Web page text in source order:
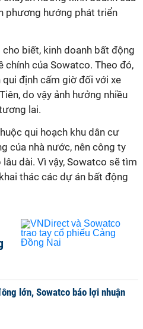
phương hướng phát triển
biết, kinh doanh bất động
chính của Sowatco. Theo đó,
qui định cấm giờ đối với xe
do vậy ảnh hưởng nhiều
lai.
qui hoạch khu dân cư
của nhà nước, nên công ty
dài. Vì vậy, Sowatco sẽ tìm
thác các dự án bất động
lớn, Sowatco báo lợi nhuận